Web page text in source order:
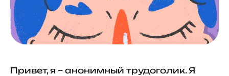
Привет, я – анонимный трудоголик. Я